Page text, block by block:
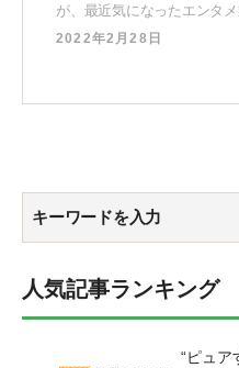
が、最近気になったエンタ
スに対して “マネージャー視
2022年2月28日
人気記事ランキング
“ピュア